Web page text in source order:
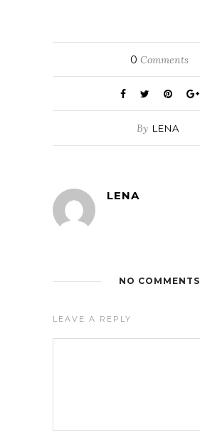
0 Comments
By LENA
LENA
NO COMMENTS
LEAVE A REPLY